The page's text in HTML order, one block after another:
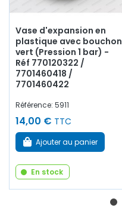
Vase d'expansion en
plastique avec bouchon
vert (Pression 1 bar) -
Réf 770120322 /
7701460418 /
7701460422
Référence: 5911
14,00 € TTC
Ajouter au panier
En stock